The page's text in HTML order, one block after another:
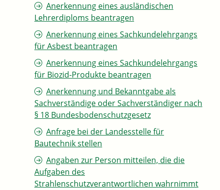
Anerkennung eines ausländischen
Lehrerdiploms beantragen
Anerkennung eines Sachkundelehrgangs
für Asbest beantragen
Anerkennung eines Sachkundelehrgangs
für Biozid-Produkte beantragen
Anerkennung und Bekanntgabe als
Sachverständige oder Sachverständiger nach
§ 18 Bundesbodenschutzgesetz
Anfrage bei der Landesstelle für
Bautechnik stellen
Angaben zur Person mitteilen, die die
Aufgaben des
Strahlenschutzverantwortlichen wahrnimmt